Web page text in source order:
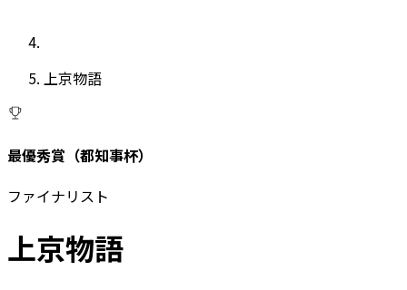
上京物語
最優秀賞（都知事杯）
ファイナリスト
上京物語